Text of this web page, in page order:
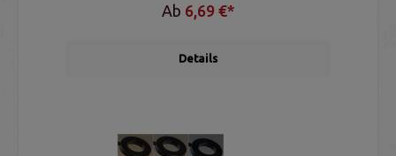
Ab 6,69 €*
Details